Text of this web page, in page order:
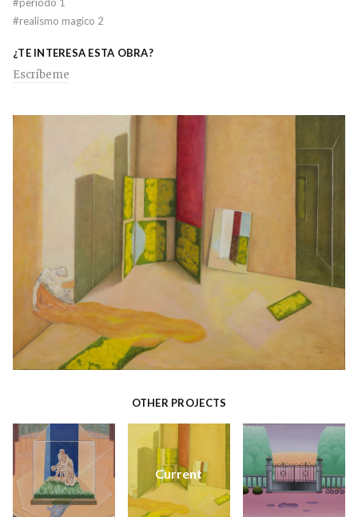
OTHER PROJECTS
Current
#realismo magico 2
¿TE INTERESA ESTA OBRA?
Escríbeme